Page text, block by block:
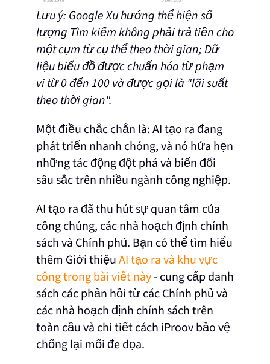
Lưu ý: Google Xu hướng thể hiện số
lượng Tìm kiếm không phải trả tiền cho
một cụm từ cụ thể theo thời gian; Dữ
liệu biểu đồ được chuẩn hóa từ phạm
vi từ 0 đến 100 và được gọi là "lãi suất
theo thời gian".
Một điều chắc chắn là: AI tạo ra đang
phát triển nhanh chóng, và nó hứa hẹn
những tác động đột phá và biến đổi
sâu sắc trên nhiều ngành công nghiệp.
AI tạo ra đã thu hút sự quan tâm của
công chúng, các nhà hoạch định chính
sách và Chính phủ. Bạn có thể tìm hiểu
thêm Giới thiệuAI tạo ra và khu vực
công trong bài viết này- cung cấp danh
sách các phản hồi từ các Chính phủ và
các nhà hoạch định chính sách trên
toàn cầu và chi tiết cách iProov bảo vệ
chống lại mối đe dọa.